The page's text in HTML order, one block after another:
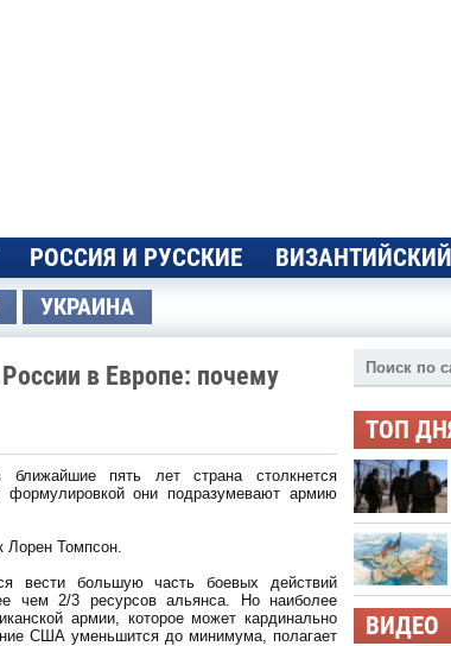
РОССИЯ И РУССКИЕ
УКРАИНА
в Европе: почему
пять лет страна столкнется
формулировкой они подразумевают армию
Лорен Томпсон.
вести большую часть боевых действий
чем 2/3 ресурсов альянса. Но наиболее
армии, которое может кардинально
США уменьшится до минимума, полагает
ТОП
ВИДЕО